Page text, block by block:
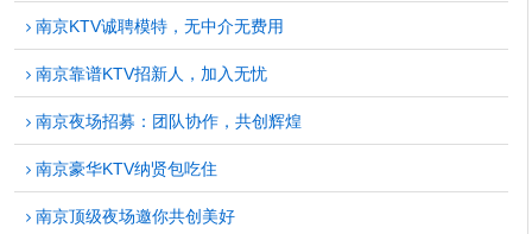
南京KTV诚聘模特，无中介无费用
南京靠谱KTV招新人，加入无忧
南京夜场招募：团队协作，共创辉煌
南京豪华KTV纳贤包吃住
南京顶级夜场邀你共创美好